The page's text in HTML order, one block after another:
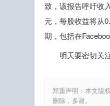
致，该报告呼吁收
元，每股收益将从
期，包括在
明天要密切关
郑重声明：本文版
删除，多谢。